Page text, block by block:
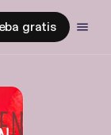
gratis